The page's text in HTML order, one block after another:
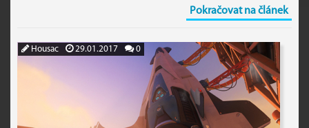
Pokračovat na článek
Housac 29.01.2017 0